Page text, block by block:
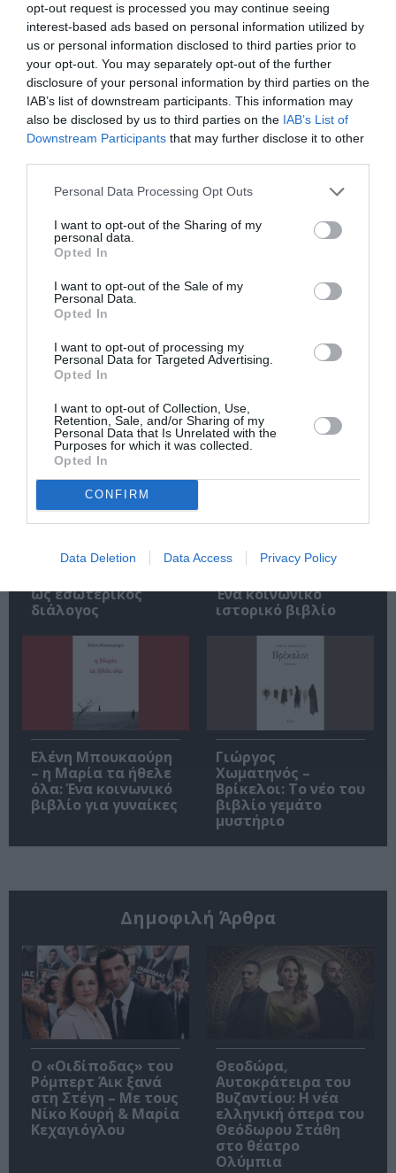
opt-out request is processed you may continue seeing
interest-based ads based on personal information utilized by
us or personal information disclosed to third parties prior to
your opt-out. You may separately opt-out of the further
disclosure of your personal information by third parties on the
IAB’s list of downstream participants. This information may
also be disclosed by us to third parties on the IAB’s List of
Downstream Participants that may further disclose it to other
Personal Data Processing Opt Outs
I want to opt-out of the Sharing of my
personal data.
Opted In
I want to opt-out of the Sale of my
Personal Data.
Opted In
I want to opt-out of processing my
Personal Data for Targeted Advertising.
Opted In
I want to opt-out of Collection, Use,
Retention, Sale, and/or Sharing of my
Personal Data that Is Unrelated with the
Purposes for which it was collected.
Opted In
CONFIRM
Data Deletion Data Access Privacy Policy
Tags
ΕΚΔΟΣΕΙΣ ΔΙΟΠΤΡΑ
ΕΛΛΗΝΕΣ ΣΥΓΓΡΑΦΕΙΣ
ΠΕΖΟΓΡΑΦΙΑ
την Τέχνη και τον Πολιτισμό!
Σχετικά Άρθρα
Αντόνιο Πόρτσια –
ως εσωτερικός
διάλογος
Φιλίπ Κολλέν – Ο
Ένα κοινωνικό
ιστορικό βιβλίο
Ελένη Μπουκαούρη
– η Μαρία τα ήθελε
όλα: Ένα κοινωνικό
βιβλίο για γυναίκες
Γιώργος
Χωματηνός –
Βρίκελοι: Το νέο του
βιβλίο γεμάτο
μυστήριο
Δημοφιλή Άρθρα
O «Οιδίποδας» του
Ρόμπερτ Άικ ξανά
στη Στέγη – Με τους
Νίκο Κουρή & Μαρία
Κεχαγιόγλου
Θεοδώρα,
Αυτοκράτειρα του
Βυζαντίου: Η νέα
ελληνική όπερα του
Θεόδωρου Στάθη
στο θέατρο
Ολύμπια